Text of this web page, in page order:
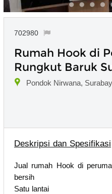
702980
Rumah Hook di
Rungkut Baruk
Pondok Nirwana,
Deskripsi dan Spesifikasi
Jual rumah Hook di
bersih
Satu lantai